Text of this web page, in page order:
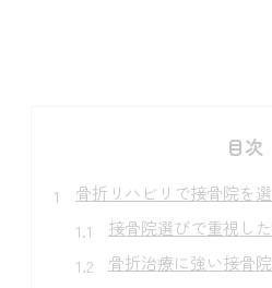
目次
骨折リハビリで接骨院を
接骨院選びで重視し
骨折治療に強い接骨